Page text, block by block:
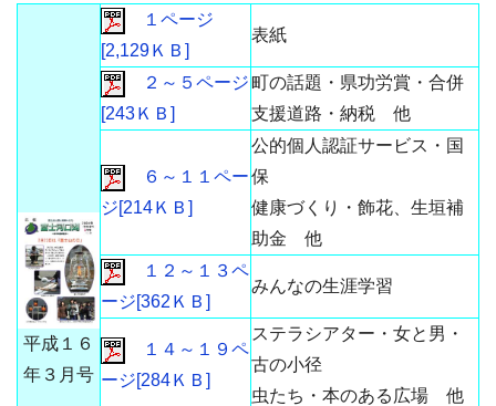
平成１６
年３月号
１ページ
[2,129ＫＢ]
表紙
２～５ページ
[243ＫＢ]
町の話題・県功労賞・合併
支援道路・納税 他
６～１１ペー
ジ[214ＫＢ]
公的個人認証サービス・国
保
健康づくり・飾花、生垣補
助金 他
１２～１３ペ
ージ[362ＫＢ]
みんなの生涯学習
１４～１９ペ
ージ[284ＫＢ]
ステラシアター・女と男・
古の小径
虫たち・本のある広場 他